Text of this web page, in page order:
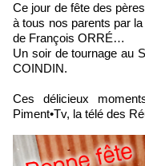
Ce jour de fête des
à tous nos parents par
de François ORRÉ…
Un soir de tournage au
COINDIN.
Ces délicieux
Piment•Tv, la télé des